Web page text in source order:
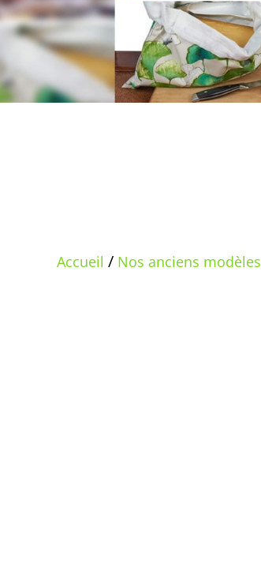
Accueil / Nos anciens modèles